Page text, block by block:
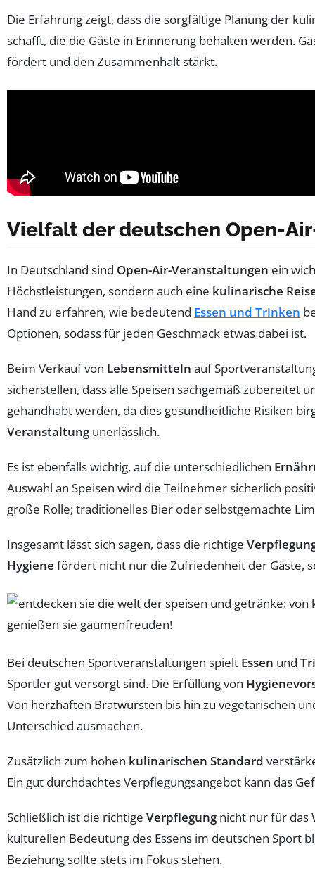
Die Erfahrung zeigt, dass die sorgfältige Planung der
schafft, die die Gäste in Erinnerung behalten werden.
fördert und den Zusammenhalt stärkt.
Vielfalt der deutschen Open-
In Deutschland sind Open-Air-Veranstaltungen ein
Höchstleistungen, sondern auch eine kulinarische
Hand zu erfahren, wie bedeutend Essen und Trinken
Optionen, sodass für jeden Geschmack etwas dabei ist.
Beim Verkauf von Lebensmitteln auf
sicherstellen, dass alle Speisen sachgemäß zubereitet
gehandhabt werden, da dies gesundheitliche Risiken
Veranstaltungunerlässlich.
Es ist ebenfalls wichtig, auf die unterschiedlichen
Auswahl an Speisen wird die Teilnehmer sicherlich
große Rolle; traditionelles Bier oder selbstgemachte
Insgesamt lässt sich sagen, dass die richtige
Hygiene fördert nicht nur die Zufriedenheit der Gäste,
Bei deutschen Sportveranstaltungen spielt Essen und
Sportler gut versorgt sind. Die Erfüllung von
Von herzhaften Bratwürsten bis hin zu vegetarischen
Unterschied ausmachen.
Zusätzlich zum hohen kulinarischen Standard
Ein gut durchdachtes Verpflegungsangebot kann das
Schließlich ist die richtige Verpflegungnicht nur für das
kulturellen Bedeutung des Essens im deutschen Sport
Beziehung sollte stets im Fokus stehen.